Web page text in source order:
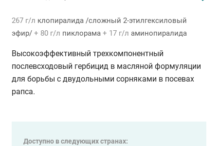
267 г/л клопиралида /сложный 2-этилгексиловый
эфир/ + 80 г/л пиклорама + 17 г/л аминопиралида
Высокоэффективный трехкомпонентный
послевсходовый гербицид в масляной формуляции
для борьбы с двудольными сорняками в посевах
рапса.
Доступно в следующих странах: